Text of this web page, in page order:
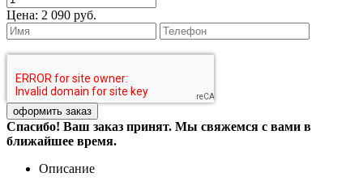
Цена: 2 090 руб.
Спасибо! Ваш заказ принят. Мы свяжемся с вами в
ближайшее время.
Описание